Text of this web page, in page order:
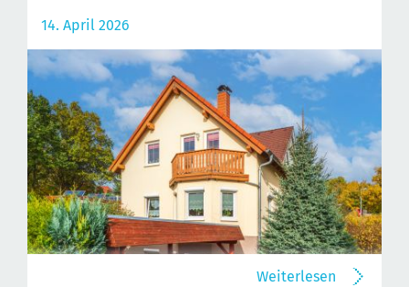
14. April 2026
Weiterlesen